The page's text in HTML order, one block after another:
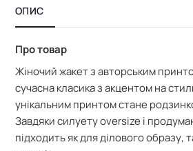
ОПИС
Про товар
Жіночий жакет з авторським
сучасна класика з акцентом на
унікальним принтом стане
Завдяки силуету oversize і
підходить як для ділового образу,